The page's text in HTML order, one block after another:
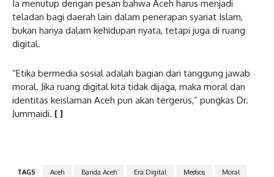
Ia menutup dengan pesan bahwa Aceh harus menjadi
teladan bagi daerah lain dalam penerapan syariat Islam,
bukan hanya dalam kehidupan nyata, tetapi juga di ruang
digital.
“Etika bermedia sosial adalah bagian dari tanggung jawab
moral. Jika ruang digital kita tidak dijaga, maka moral dan
identitas keislaman Aceh pun akan tergerus,” pungkas Dr.
Jummaidi. [ ]
TAGS Aceh Banda Aceh Era Digital Medsos Moral